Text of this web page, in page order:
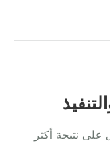
نتيجة أكثر